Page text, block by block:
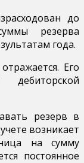
до
резерва
года.
Его
резерв в
возникает
на сумму
постоянное